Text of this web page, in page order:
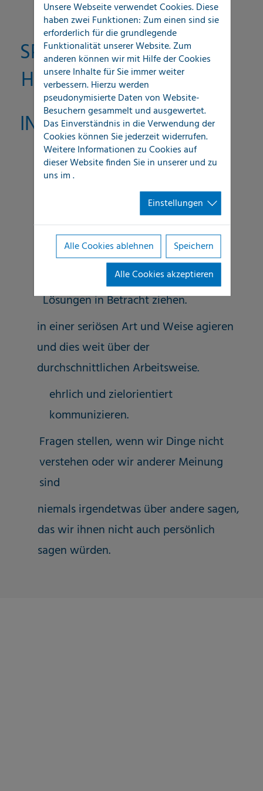
SPASS AN DER ARBEIT
HABEN
INTEGRITÄT
nur Vereinbarungen treffen, die wir
jegliche versäumte Abmachung
schnellstmöglich allen Beteiligten
kommunizieren.
bei Problemen alle möglichen
Lösungen in Betracht ziehen.
in einer seriösen Art und Weise agieren
und dies weit über der
durchschnittlichen Arbeitsweise.
ehrlich und zielorientiert
kommunizieren.
Fragen stellen, wenn wir Dinge nicht
verstehen oder wir anderer Meinung
sind
niemals irgendetwas über andere sagen,
das wir ihnen nicht auch persönlich
sagen würden.
Unsere Webseite verwendet Cookies. Diese
haben zwei Funktionen: Zum einen sind sie
erforderlich für die grundlegende
Funktionalität unserer Website. Zum
anderen können wir mit Hilfe der Cookies
unsere Inhalte für Sie immer weiter
verbessern. Hierzu werden
pseudonymisierte Daten von Website-
Besuchern gesammelt und ausgewertet.
Das Einverständnis in die Verwendung der
Cookies können Sie jederzeit widerrufen.
Weitere Informationen zu Cookies auf
dieser Website finden Sie in unsererund zu
uns im.
Einstellungen
Alle Cookies ablehnen
Speichern
Alle Cookies akzeptieren